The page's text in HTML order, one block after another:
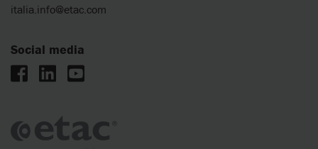
italia.info@etac.com
Social media